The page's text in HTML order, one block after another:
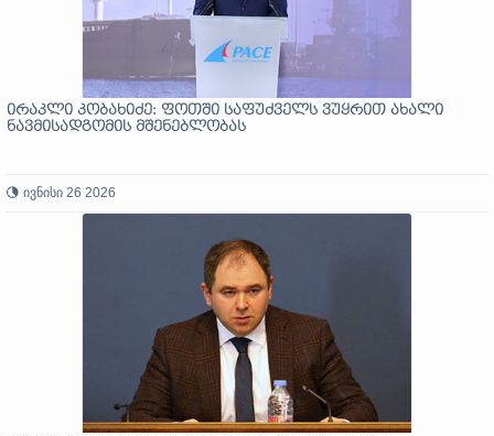
ირაკლი კობახიძე: ფოთში საფუძველს ვუყრით ახალი
ნავმისადგომის მშენებლობას
ივნისი 26 2026